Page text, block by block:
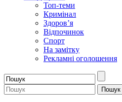
Топ-теми
Кримінал
Здоров’я
Відпочинок
Спорт
На замітку
Рекламні оголошення